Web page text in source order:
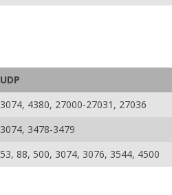
UDP
3074, 4380, 27000-27031, 27036
3074, 3478-3479
53, 88, 500, 3074, 3076, 3544, 4500